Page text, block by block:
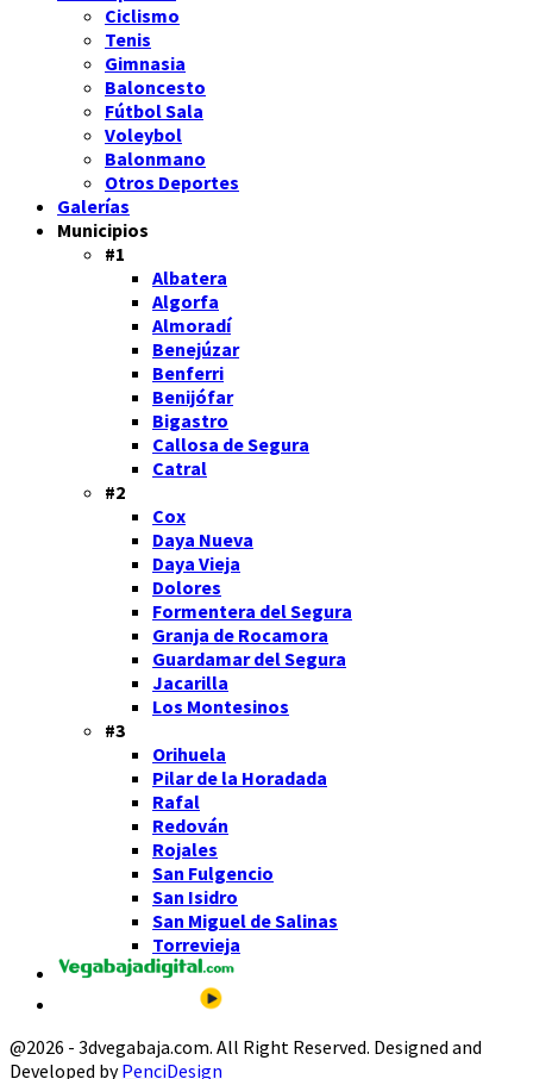
Ciclismo
Tenis
Gimnasia
Baloncesto
Fútbol Sala
Voleybol
Balonmano
Otros Deportes
Galerías
Municipios
#1
Albatera
Algorfa
Almoradí
Benejúzar
Benferri
Benijófar
Bigastro
Callosa de Segura
Catral
#2
Cox
Daya Nueva
Daya Vieja
Dolores
Formentera del Segura
Granja de Rocamora
Guardamar del Segura
Jacarilla
Los Montesinos
#3
Orihuela
Pilar de la Horadada
Rafal
Redován
Rojales
San Fulgencio
San Isidro
San Miguel de Salinas
Torrevieja
@2026 - 3dvegabaja.com. All Right Reserved. Designed and
Developed byPenciDesign